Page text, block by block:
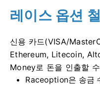
레이스 옵션
신용 카드(VISA/
Ethereum, Litecoin,
Money로 돈을 인출할
Raceoption은 송금